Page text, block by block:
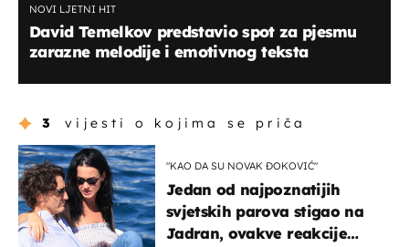
NOVI LJETNI HIT
David Temelkov predstavio spot za pjesmu
zarazne melodije i emotivnog teksta
3 vijesti o kojima se priča
"KAO DA SU NOVAK ĐOKOVIĆ"
Jedan od najpoznatijih
svjetskih parova stigao na
Jadran, ovakve reakcije